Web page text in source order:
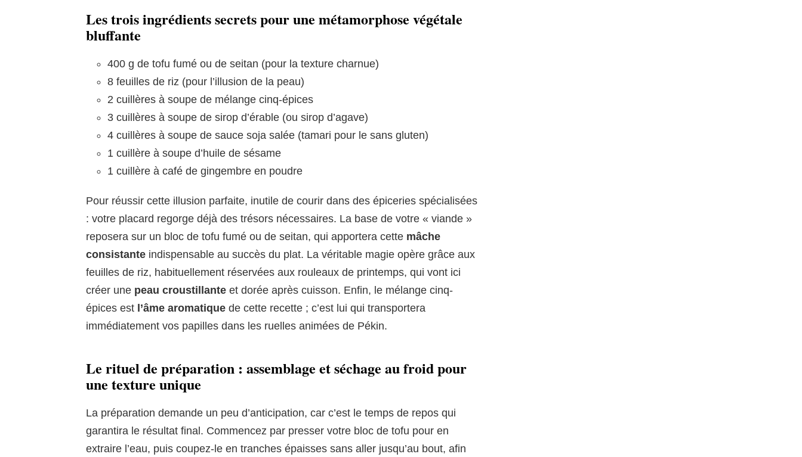
Les trois ingrédients secrets pour une métamorphose végétale
bluffante
400 g de tofu fumé ou de seitan (pour la texture charnue)
8 feuilles de riz (pour l’illusion de la peau)
2 cuillères à soupe de mélange cinq-épices
3 cuillères à soupe de sirop d’érable (ou sirop d’agave)
4 cuillères à soupe de sauce soja salée (tamari pour le sans gluten)
1 cuillère à soupe d’huile de sésame
1 cuillère à café de gingembre en poudre
Pour réussir cette illusion parfaite, inutile de courir dans des épiceries spécialisées
: votre placard regorge déjà des trésors nécessaires. La base de votre « viande »
reposera sur un bloc de tofu fumé ou de seitan, qui apportera cette mâche
consistante indispensable au succès du plat. La véritable magie opère grâce aux
feuilles de riz, habituellement réservées aux rouleaux de printemps, qui vont ici
créer une peau croustillante et dorée après cuisson. Enfin, le mélange cinq-
épices est l’âme aromatique de cette recette ; c’est lui qui transportera
immédiatement vos papilles dans les ruelles animées de Pékin.
Le rituel de préparation : assemblage et séchage au froid pour
une texture unique
La préparation demande un peu d’anticipation, car c’est le temps de repos qui
garantira le résultat final. Commencez par presser votre bloc de tofu pour en
extraire l’eau, puis coupez-le en tranches épaisses sans aller jusqu’au bout, afin